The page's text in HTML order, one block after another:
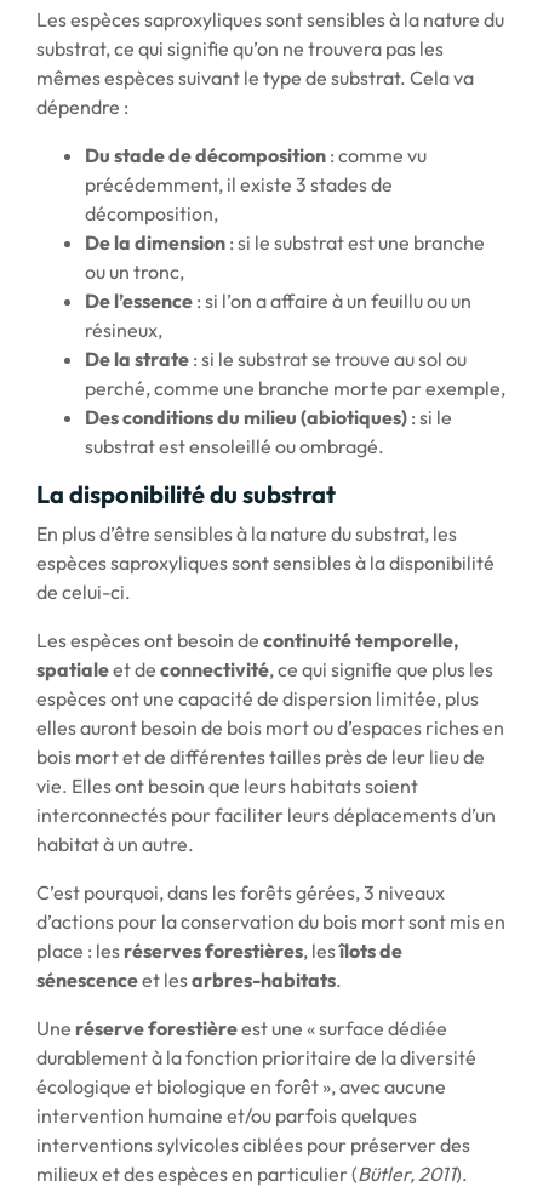
Les espèces saproxyliques sont sensibles à la nature du
substrat, ce qui signifie qu’on ne trouvera pas les
mêmes espèces suivant le type de substrat. Cela va
dépendre :
Du stade de décomposition : comme vu
précédemment, il existe 3 stades de
décomposition,
De la dimension : si le substrat est une branche
ou un tronc,
De l’essence : si l’on a affaire à un feuillu ou un
résineux,
De la strate : si le substrat se trouve au sol ou
perché, comme une branche morte par exemple,
Des conditions du milieu (abiotiques) : si le
substrat est ensoleillé ou ombragé.
La disponibilité du substrat
En plus d’être sensibles à la nature du substrat, les
espèces saproxyliques sont sensibles à la disponibilité
de celui-ci.
Les espèces ont besoin de continuité temporelle,
spatialeet de connectivité, ce qui signifie que plus les
espèces ont une capacité de dispersion limitée, plus
elles auront besoin de bois mort ou d’espaces riches en
bois mort et de différentes tailles près de leur lieu de
vie. Elles ont besoin que leurs habitats soient
interconnectés pour faciliter leurs déplacements d’un
habitat à un autre.
C’est pourquoi, dans les forêts gérées, 3 niveaux
d’actions pour la conservation du bois mort sont mis en
place : les réserves forestières, lesîlots de
sénescenceet lesarbres-habitats.
Une réserve forestièreest une « surface dédiée
durablement à la fonction prioritaire de la diversité
écologique et biologique en forêt », avec aucune
intervention humaine et/ou parfois quelques
interventions sylvicoles ciblées pour préserver des
milieux et des espèces en particulier (Bütler, 2011).